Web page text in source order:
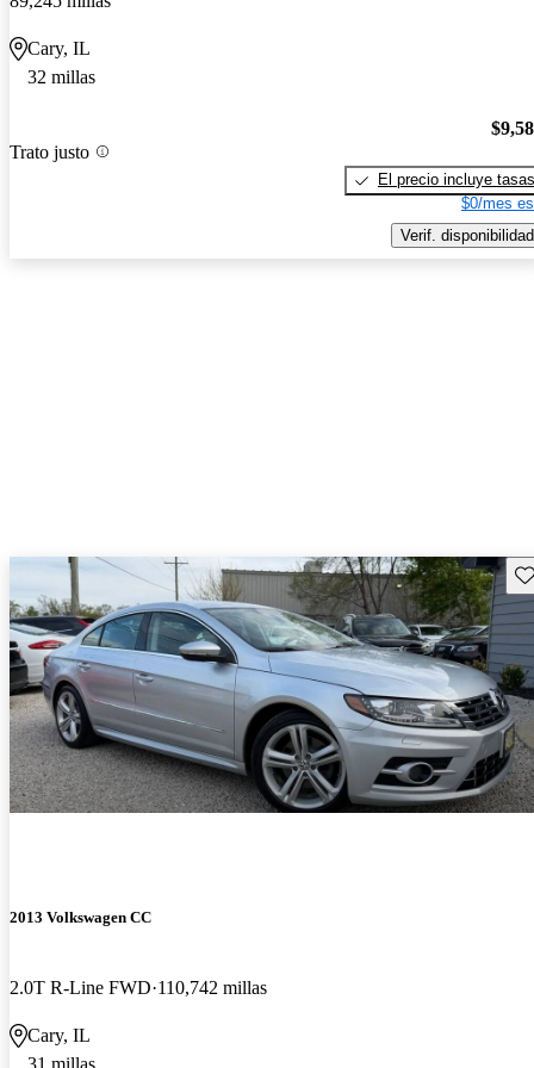
Cary, IL
32 millas
Trato justo
El precio incluye tasas
$0/mes
Verif. disponibilidad
2013 Volkswagen CC
2.0T R-Line FWD 110,742 millas
Cary, IL